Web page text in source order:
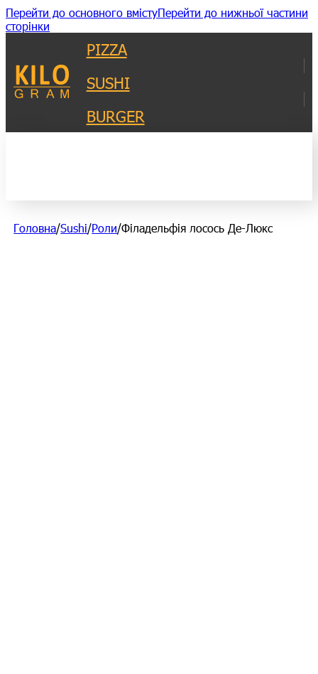
Перейти до основного вмістуПерейти до нижньої частини
сторінки
PIZZA
SUSHI
BURGER
Головна/Sushi/Роли/Філадельфія лосось Де-Люкс